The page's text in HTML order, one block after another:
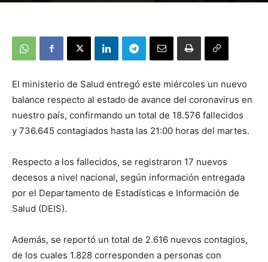
El ministerio de Salud entregó este miércoles un nuevo
balance respecto al estado de avance del coronavirus en
nuestro país, confirmando un total de 18.576 fallecidos
y 736.645 contagiados hasta las 21:00 horas del martes.
Respecto a los fallecidos, se registraron 17 nuevos
decesos a nivel nacional, según información entregada
por el Departamento de Estadísticas e Información de
Salud (DEIS).
Además, se reportó un total de 2.616 nuevos contagios,
de los cuales 1.828 corresponden a personas con